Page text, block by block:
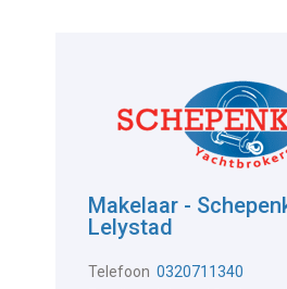
Makelaar -
Lelystad
Telefoon 0320711340